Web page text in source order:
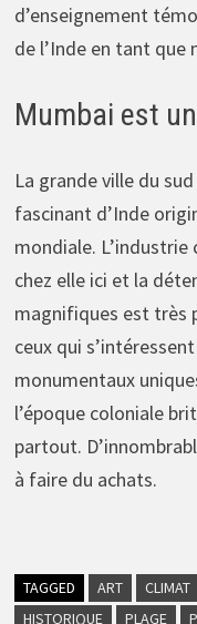
d’enseignement
de l’Inde en tant que
Mumbai est
La grande ville du
fascinant d’Inde
mondiale.
chez elle ici et la
magnifiques est très
ceux qui
monumentaux
l’époque coloniale
partout.
à faire du achats.
TAGGED ART CLIMAT
HISTORIQUE
PLAGE